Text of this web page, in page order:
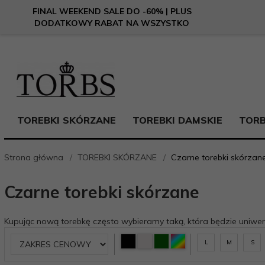
FINAL WEEKEND SALE DO -60% | PLUS
DODATKOWY RABAT NA WSZYSTKO
TOREBKI SKÓRZANE TOREBKI DAMSKIE
Strona główna TOREBKI SKÓRZANE Czarne torebki
Czarne torebki skórzane
Kupując nową torebkę często wybieramy taką, która będzie
L M S